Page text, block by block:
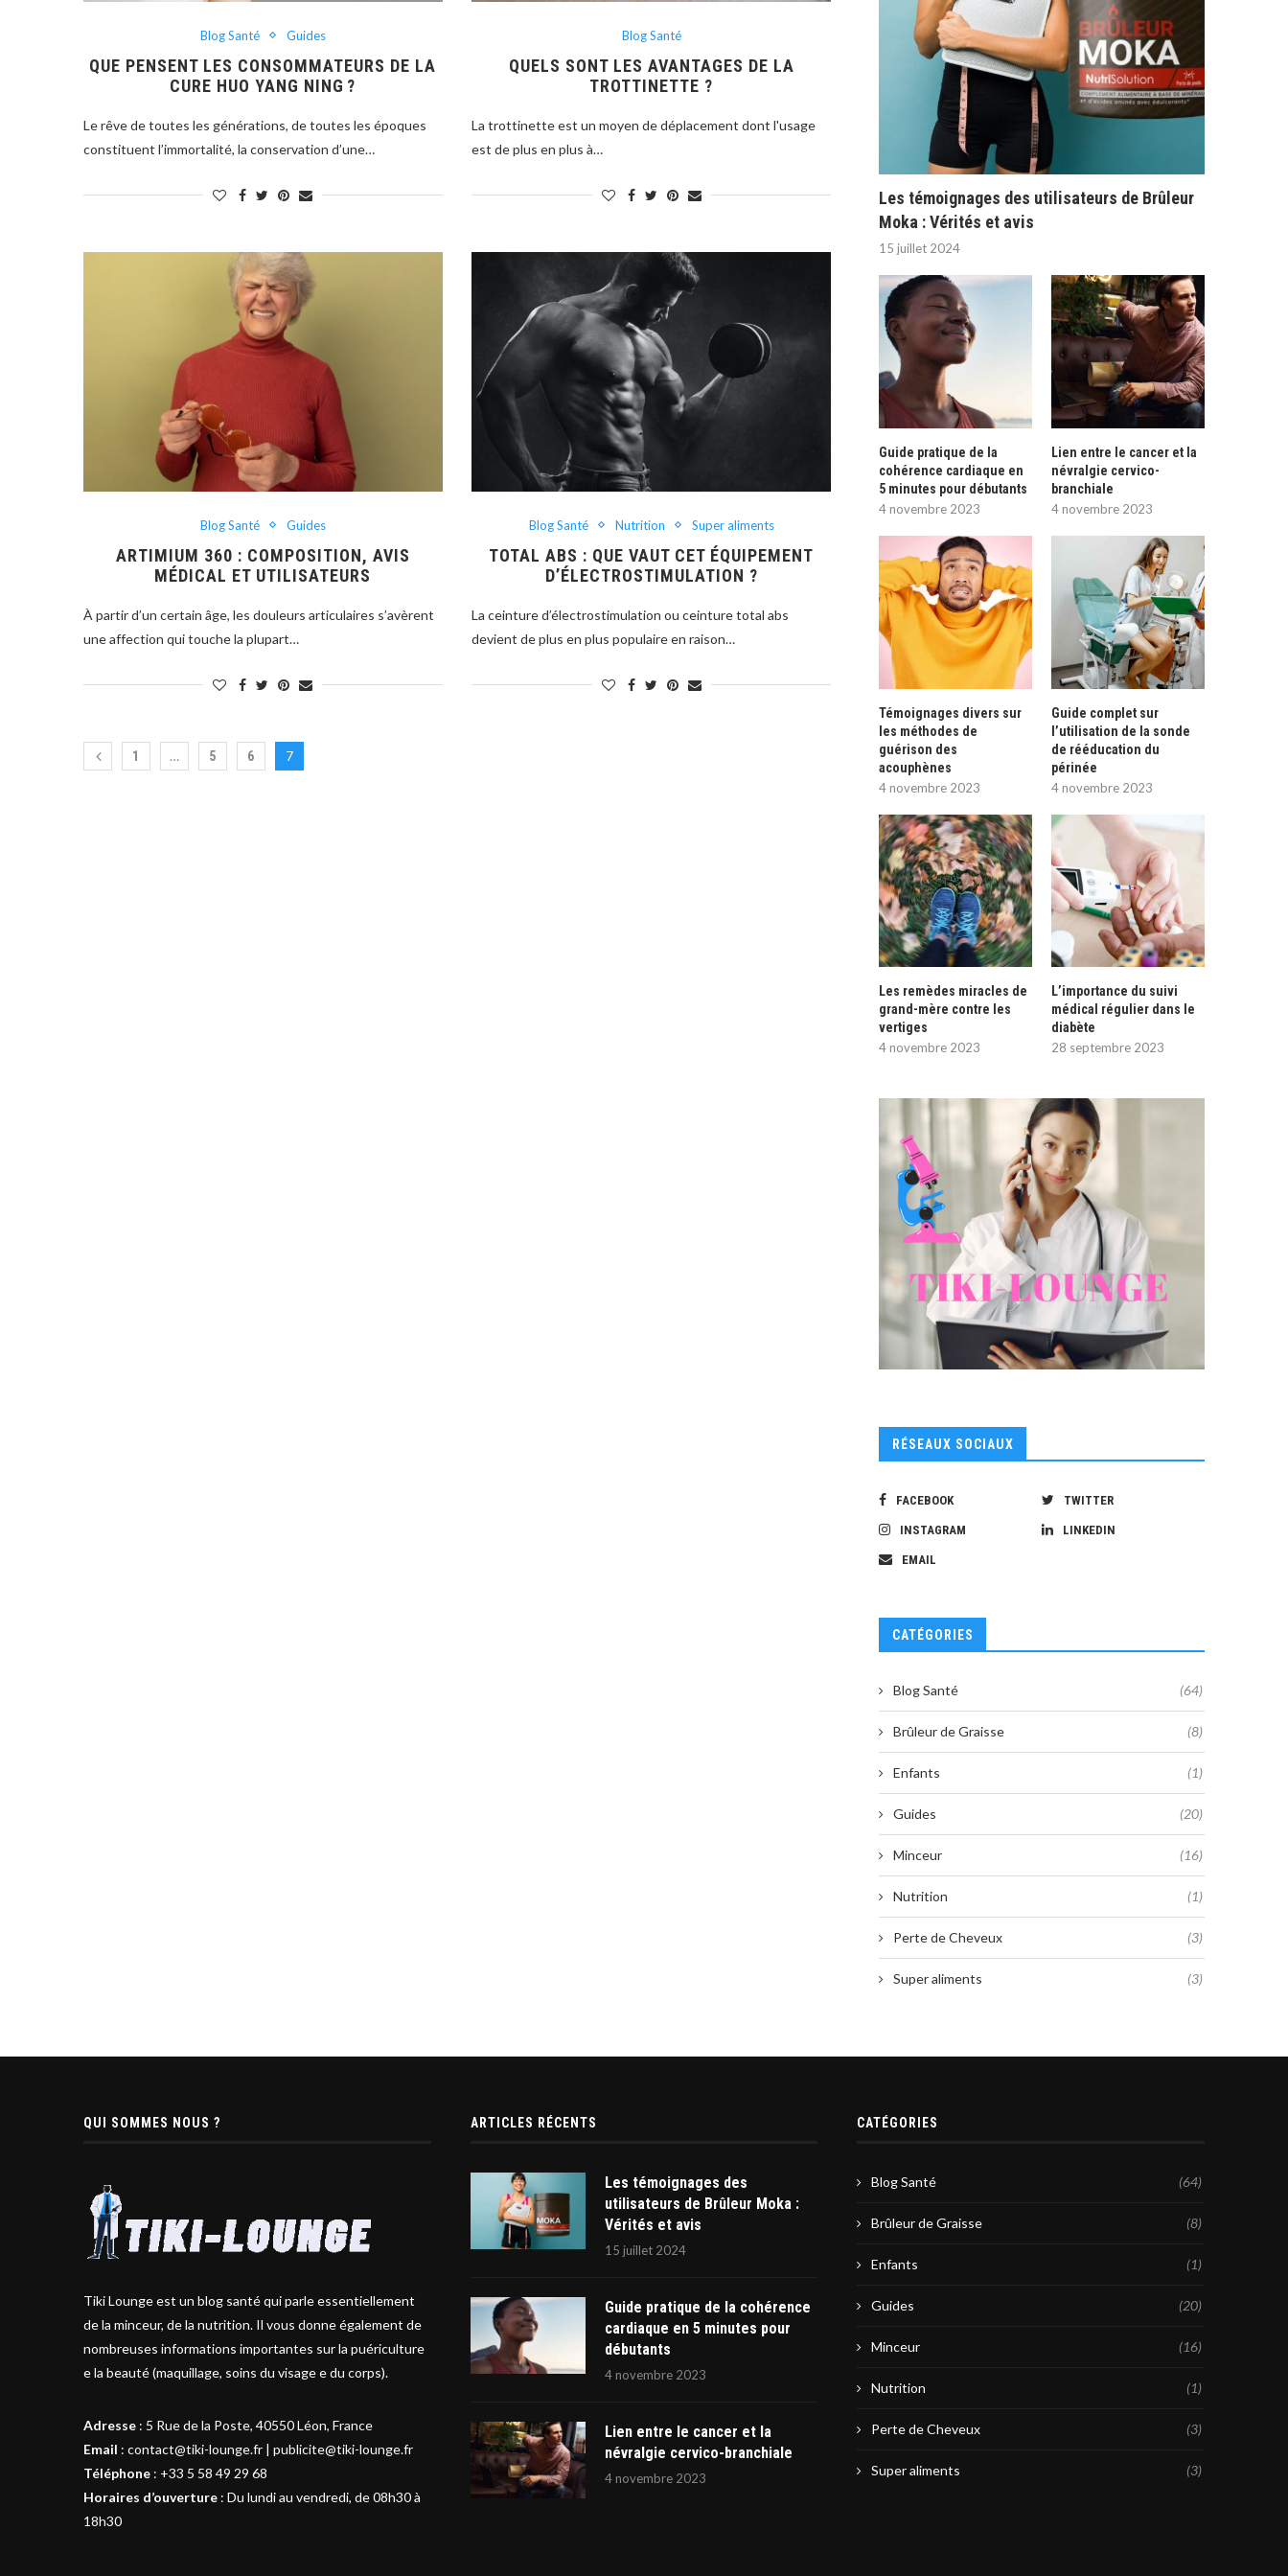
Blog Santé Guides
QUE PENSENT LES CONSOMMATEURS DE LA
CURE HUO YANG NING ?
Le rêve de toutes les générations, de toutes les époques
constituent l’immortalité, la conservation d’une…
Blog Santé
QUELS SONT LES AVANTAGES DE LA
TROTTINETTE ?
La trottinette est un moyen de déplacement dont l'usage
est de plus en plus à…
Blog Santé Guides
ARTIMIUM 360 : COMPOSITION, AVIS
MÉDICAL ET UTILISATEURS
À partir d’un certain âge, les douleurs articulaires s’avèrent
une affection qui touche la plupart…
Blog Santé Nutrition Super aliments
TOTAL ABS : QUE VAUT CET ÉQUIPEMENT
D’ÉLECTROSTIMULATION ?
La ceinture d’électrostimulation ou ceinture total abs
devient de plus en plus populaire en raison…
1 … 5 6 7
Les témoignages des utilisateurs de Brûleur
Moka : Vérités et avis
15 juillet 2024
Guide pratique de la
cohérence cardiaque en
5 minutes pour débutants
4 novembre 2023
Lien entre le cancer et la
névralgie cervico-
branchiale
4 novembre 2023
Témoignages divers sur
les méthodes de
guérison des
acouphènes
4 novembre 2023
Guide complet sur
l’utilisation de la sonde
de rééducation du
périnée
4 novembre 2023
Les remèdes miracles de
grand-mère contre les
vertiges
4 novembre 2023
L’importance du suivi
médical régulier dans le
diabète
28 septembre 2023
RÉSEAUX SOCIAUX
FACEBOOK TWITTER
INSTAGRAM LINKEDIN
EMAIL
CATÉGORIES
Blog Santé (64)
Brûleur de Graisse (8)
Enfants (1)
Guides (20)
Minceur (16)
Nutrition (1)
Perte de Cheveux (3)
Super aliments (3)
QUI SOMMES NOUS ?
Tiki Lounge est un blog santé qui parle essentiellement
de la minceur, de la nutrition. Il vous donne également de
nombreuses informations importantes sur la puériculture
e la beauté (maquillage, soins du visage e du corps).
Adresse : 5 Rue de la Poste, 40550 Léon, France
Email : contact@tiki-lounge.fr | publicite@tiki-lounge.fr
Téléphone : +33 5 58 49 29 68
Horaires d’ouverture : Du lundi au vendredi, de 08h30 à
18h30
ARTICLES RÉCENTS
Les témoignages des
utilisateurs de Brûleur Moka :
Vérités et avis
15 juillet 2024
Guide pratique de la cohérence
cardiaque en 5 minutes pour
débutants
4 novembre 2023
Lien entre le cancer et la
névralgie cervico-branchiale
4 novembre 2023
CATÉGORIES
Blog Santé (64)
Brûleur de Graisse (8)
Enfants (1)
Guides (20)
Minceur (16)
Nutrition (1)
Perte de Cheveux (3)
Super aliments (3)